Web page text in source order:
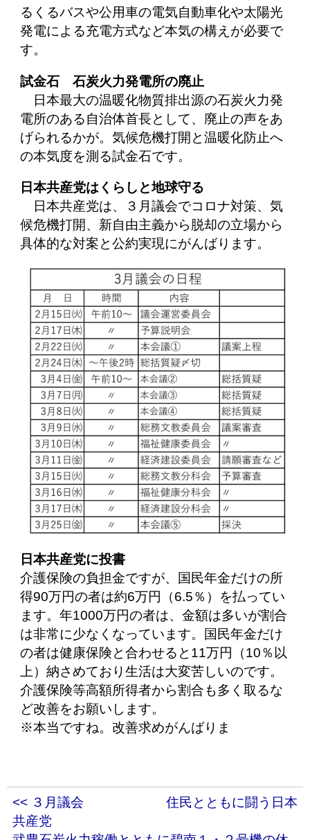
るくるバスや公用車の電気自動車化や太陽光
発電による充電方式など本気の構えが必要で
す。
試金石 石炭火力発電所の廃止
日本最大の温暖化物質排出源の石炭火力発
電所のある自治体首長として、廃止の声をあ
げられるかが。気候危機打開と温暖化防止へ
の本気度を測る試金石です。
日本共産党はくらしと地球守る
日本共産党は、３月議会でコロナ対策、気
候危機打開、新自由主義から脱却の立場から
具体的な対案と公約実現にがんばります。
日本共産党に投書
介護保険の負担金ですが、国民年金だけの所
得90万円の者は約6万円（6.5％）を払ってい
ます。年1000万円の者は、金額は多いが割合
は非常に少なくなっています。国民年金だけ
の者は健康保険と合わせると11万円（10％以
上）納さめており生活は大変苦しいのです。
介護保険等高額所得者から割合も多く取るな
ど改善をお願いします。
※本当ですね。改善求めがんばりま
<< ３月議会 住民とともに闘う日本
共産党